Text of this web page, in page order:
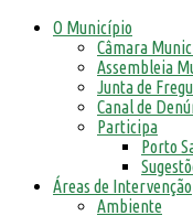
O Município
Câmara
Assembleia
Junta de
Canal de
Participa
Porto
Áreas de Intervenção
Ambiente